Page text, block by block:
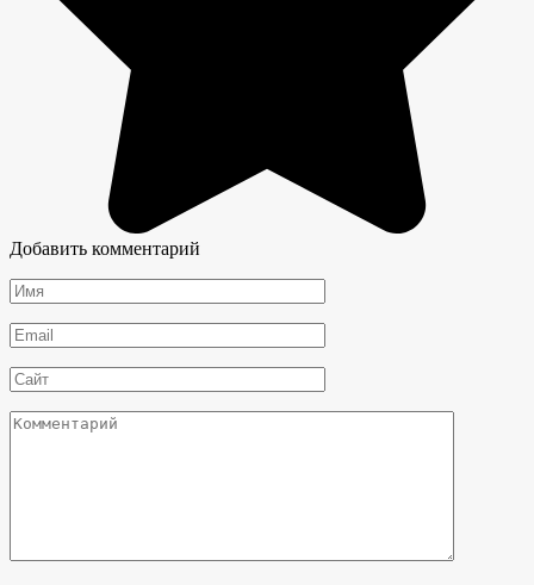
Добавить комментарий
Имя
*
Email
*
Сайт
Комментарий